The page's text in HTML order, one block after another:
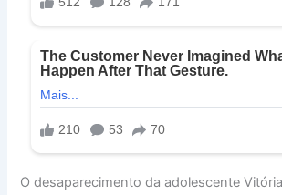
O desaparecimento da adolescente